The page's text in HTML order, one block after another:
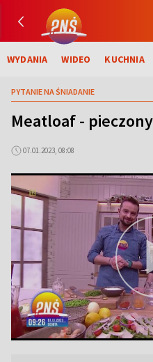
WYDANIA WIDEO KUCHNIA
PYTANIE NA ŚNIADANIE
Meatloaf -
07.01.2023, 08:08